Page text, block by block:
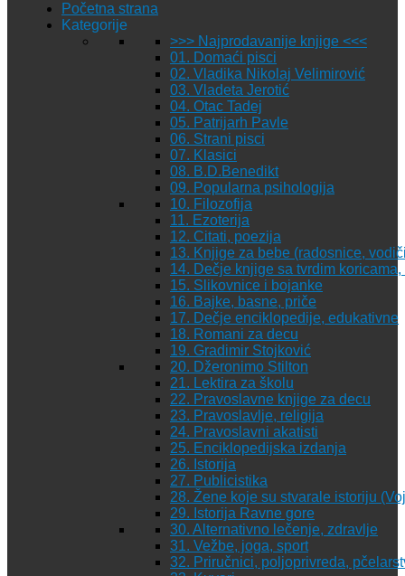
Početna strana
Kategorije
>>> Najprodavanije knjige <<<
01. Domaći pisci
02. Vladika Nikolaj Velimirović
03. Vladeta Jerotić
04. Otac Tadej
05. Patrijarh Pavle
06. Strani pisci
07. Klasici
08. B.D.Benedikt
09. Popularna psihologija
10. Filozofija
11. Ezoterija
12. Citati, poezija
13. Knjige za bebe (radosnice,
14. Dečje knjige sa tvrdim
15. Slikovnice i bojanke
16. Bajke, basne, priče
17. Dečje enciklopedije, edukativne
18. Romani za decu
19. Gradimir Stojković
20. Džeronimo Stilton
21. Lektira za školu
22. Pravoslavne knjige za decu
23. Pravoslavlje, religija
24. Pravoslavni akatisti
25. Enciklopedijska izdanja
26. Istorija
27. Publicistika
28. Žene koje su stvarale istoriju
29. Istorija Ravne gore
30. Alternativno lečenje, zdravlje
31. Vežbe, joga, sport
32. Priručnici, poljoprivreda,